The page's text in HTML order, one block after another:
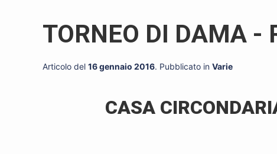
TORNEO DI DAMA -
Articolo del 16 gennaio 2016. Pubblicato in Varie
CASA